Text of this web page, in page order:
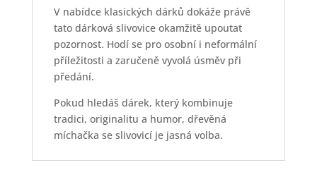
V nabídce klasických dárků dokáže právě
tato dárková slivovice okamžitě upoutat
pozornost. Hodí se pro osobní i neformální
příležitosti a zaručeně vyvolá úsměv při
předání.
Pokud hledáš dárek, který kombinuje
tradici, originalitu a humor, dřevěná
míchačka se slivovicí je jasná volba.